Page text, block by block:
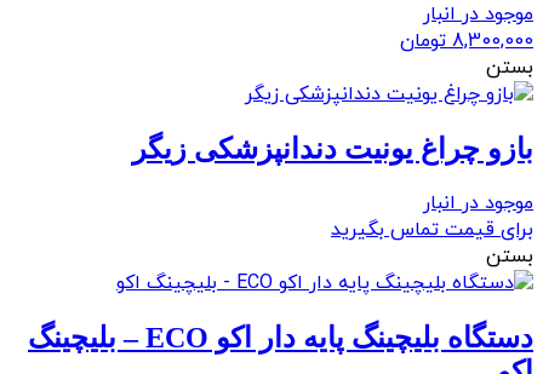
موجود در انبار
8,300,000 تومان
بستن
بازو چراغ یونیت دندانپزشکی زیگر
موجود در انبار
برای قیمت تماس بگیرید
بستن
دستگاه بلیچینگ پایه دار اکو ECO – بلیچینگ